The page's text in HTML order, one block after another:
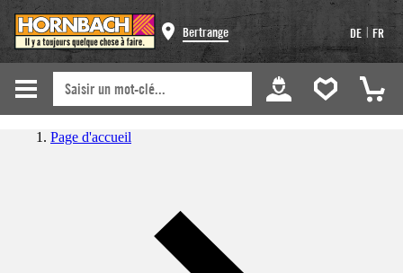
Bertrange DE | FR
Page d'accueil